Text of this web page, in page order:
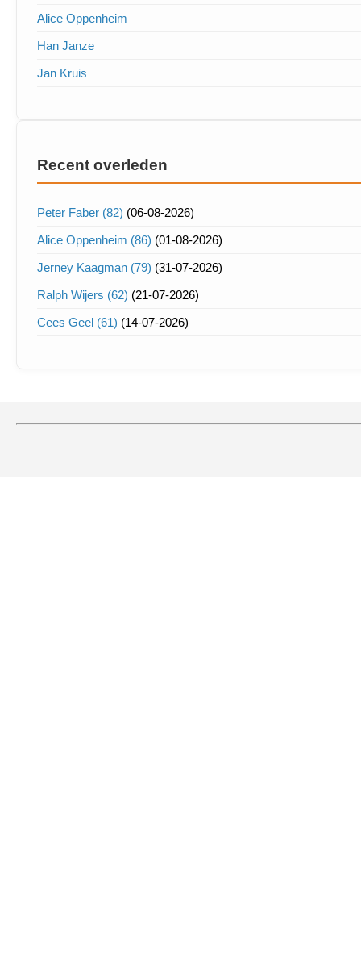
Alice Oppenheim
Han Janze
Jan Kruis
Recent overleden
Peter Faber (82) (06-08-2026)
Alice Oppenheim (86) (01-08-2026)
Jerney Kaagman (79) (31-07-2026)
Ralph Wijers (62) (21-07-2026)
Cees Geel (61) (14-07-2026)